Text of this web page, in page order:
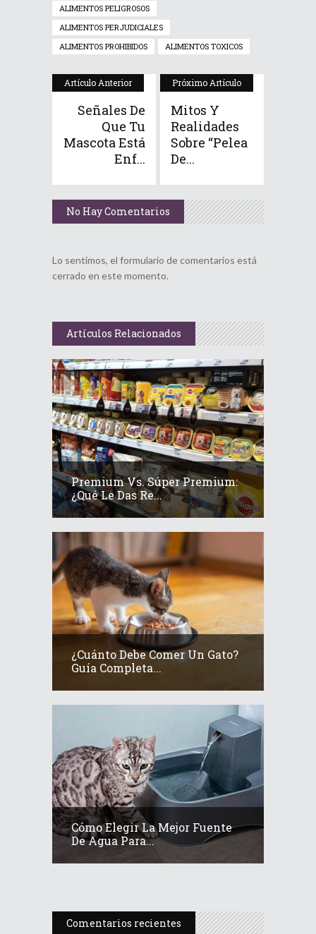
ALIMENTOS PELIGROSOS
ALIMENTOS PERJUDICIALES
ALIMENTOS PROHIBIDOS
ALIMENTOS TOXICOS
Artículo Anterior
Señales De
Que Tu
Mascota Está
Enf...
Próximo Artículo
Mitos Y
Realidades
Sobre “Pelea
De...
No Hay Comentarios
Lo sentimos, el formulario de comentarios está
cerrado en este momento.
Artículos Relacionados
Premium Vs. Súper Premium:
¿Qué Le Das Re...
¿Cuánto Debe Comer Un Gato?
Guía Completa...
Cómo Elegir La Mejor Fuente
De Agua Para...
Comentarios recientes